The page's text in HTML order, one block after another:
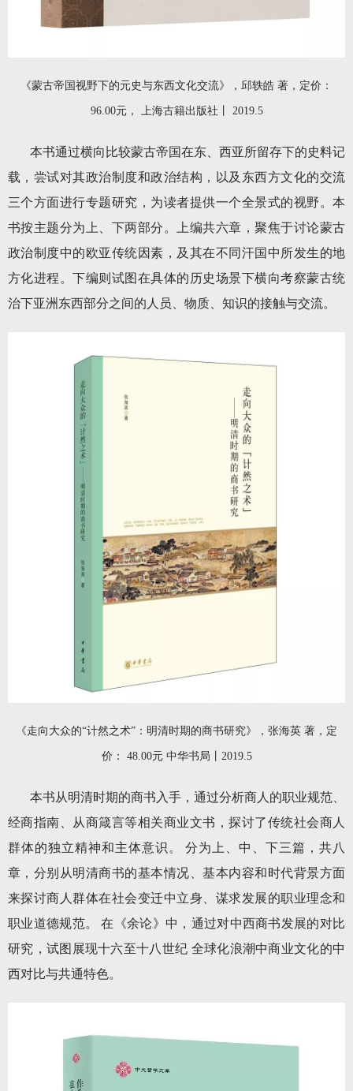
《蒙古帝国视野下的元史与东西文化交流》，邱轶皓 著，定价：
96.00元， 上海古籍出版社丨 2019.5
本书通过横向比较蒙古帝国在东、西亚所留存下的史料记
载，尝试对其政治制度和政治结构，以及东西方文化的交流
三个方面进行专题研究，为读者提供一个全景式的视野。本
书按主题分为上、下两部分。上编共六章，聚焦于讨论蒙古
政治制度中的欧亚传统因素，及其在不同汗国中所发生的地
方化进程。下编则试图在具体的历史场景下横向考察蒙古统
治下亚洲东西部分之间的人员、物质、知识的接触与交流。
《走向大众的“计然之术”：明清时期的商书研究》，张海英 著，定
价： 48.00元 中华书局丨2019.5
本书从明清时期的商书入手，通过分析商人的职业规范、
经商指南、从商箴言等相关商业文书，探讨了传统社会商人
群体的独立精神和主体意识。 分为上、中、下三篇，共八
章，分别从明清商书的基本情况、基本内容和时代背景方面
来探讨商人群体在社会变迁中立身、谋求发展的职业理念和
职业道德规范。 在《余论》中，通过对中西商书发展的对比
研究，试图展现十六至十八世纪 全球化浪潮中商业文化的中
西对比与共通特色。